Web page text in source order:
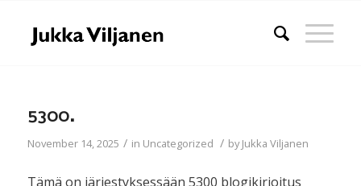
5300.
November 14, 2025 / in Uncategorized / byJukka Viljanen
Tämä on järjestyksessään 5300 blogikirjoitus